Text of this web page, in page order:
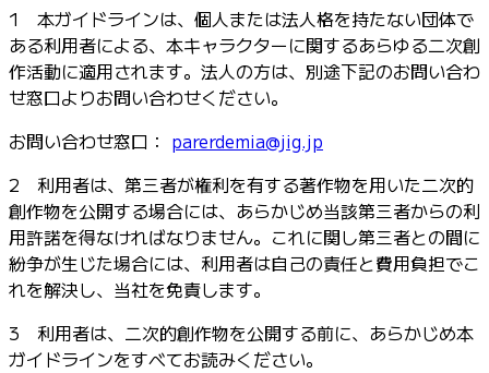
1 本ガイドラインは、個人または法人格を持たない団体で
ある利用者による、本キャラクターに関するあらゆる二次創
作活動に適用されます。法人の方は、別途下記のお問い合わ
せ窓口よりお問い合わせください。
お問い合わせ窓口： parerdemia@jig.jp
2 利用者は、第三者が権利を有する著作物を用いた二次的
創作物を公開する場合には、あらかじめ当該第三者からの利
用許諾を得なければなりません。これに関し第三者との間に
紛争が生じた場合には、利用者は自己の責任と費用負担でこ
れを解決し、当社を免責します。
3 利用者は、二次的創作物を公開する前に、あらかじめ本
ガイドラインをすべてお読みください。